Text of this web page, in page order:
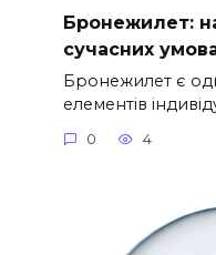
Бронежилет:
сучасних
Бронежилет є
елементів
0 4